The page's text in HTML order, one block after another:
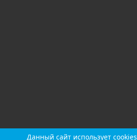
Карта сайтаДанный сайт использует